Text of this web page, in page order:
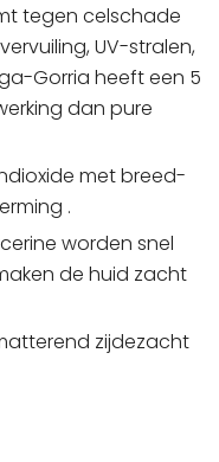
tegen celschade
UV-stralen,
Gorria heeft een 5
dan pure
met breed-
.
worden snel
de huid zacht
zijdezacht